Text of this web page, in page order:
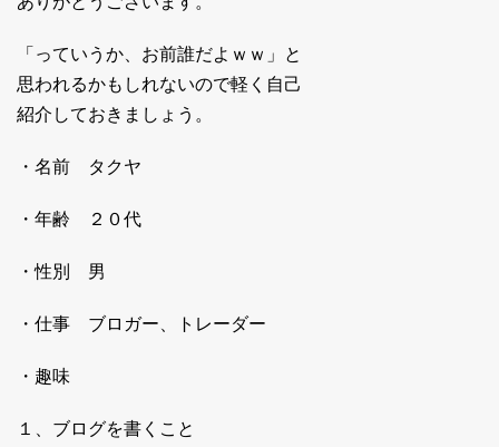
「っていうか、お前誰だよｗｗ」と
思われるかもしれないので軽く自己
紹介しておきましょう。
・名前 タクヤ
・年齢 ２０代
・性別 男
・仕事 ブロガー、トレーダー
・趣味
１、ブログを書くこと